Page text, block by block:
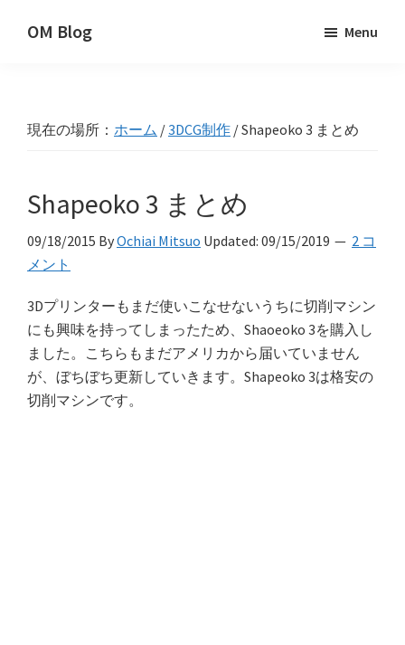
OM Blog Menu
現在の場所： ホーム /3DCG制作 /Shapeoko 3 まとめ
Shapeoko 3 まとめ
09/18/2015 ByOchiai Mitsuo Updated: 09/15/2019
2 コ
メント
3Dプリンターもまだ使いこなせないうちに切削マシン
にも興味を持ってしまったため、Shaoeoko 3を購入し
ました。こちらもまだアメリカから届いていません
が、ぼちぼち更新していきます。Shapeoko 3は格安の
切削マシンです。